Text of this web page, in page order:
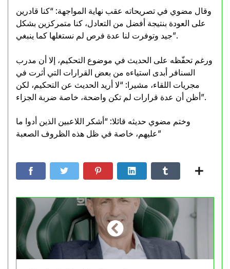
وقال مضوي في تصريحاته عقب نهاية المواجهة: “كنا قادرين
على العودة بنتيجة أفضل من التعادل، كنا متمركزين بشكل
جيد وتوفرت لنا عدة فرص لم نستغلها كما ينبغي”.
ورغم تحفّظه على الحديث في موضوع التحكيم، إلا أن مدرب
السنافر أبدى استياءه من بعض القرارات التي أثرت في
مجريات اللقاء، مشيرا: “لا أريد الحديث عن التحكيم، لكن
أظن أن عدة قرارات لم تكن واضحة، خاصة ضربة الجزاء”.
وختم مضوي حديثه قائلا: “أشكر اللاعبين الذين أدوا ما
عليهم، خاصة في ظل هذه الظروف الصعبة”